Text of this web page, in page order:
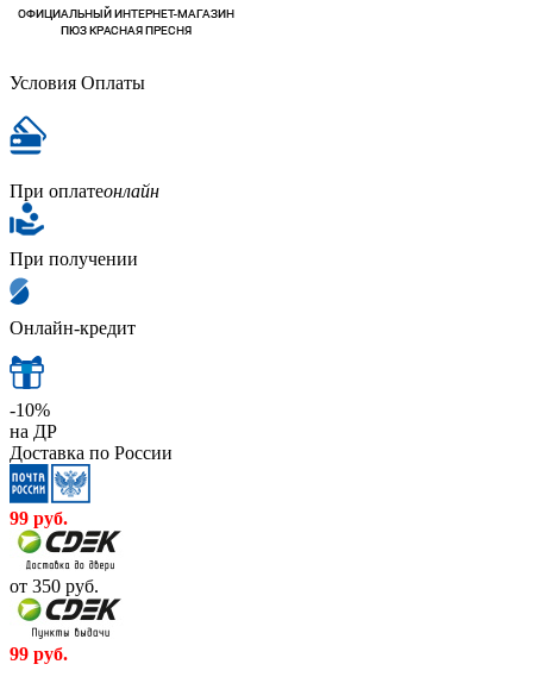
Условия Оплаты
При оплатеонлайн
При получении
Онлайн-кредит
-10%
на ДР
Доставка по России
99 руб.
от 350 руб.
99 руб.